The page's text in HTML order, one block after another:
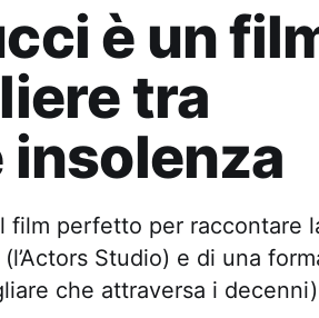
è un
tra
insolenza
film perfetto per raccontare
Studio) e di una
che attraversa i